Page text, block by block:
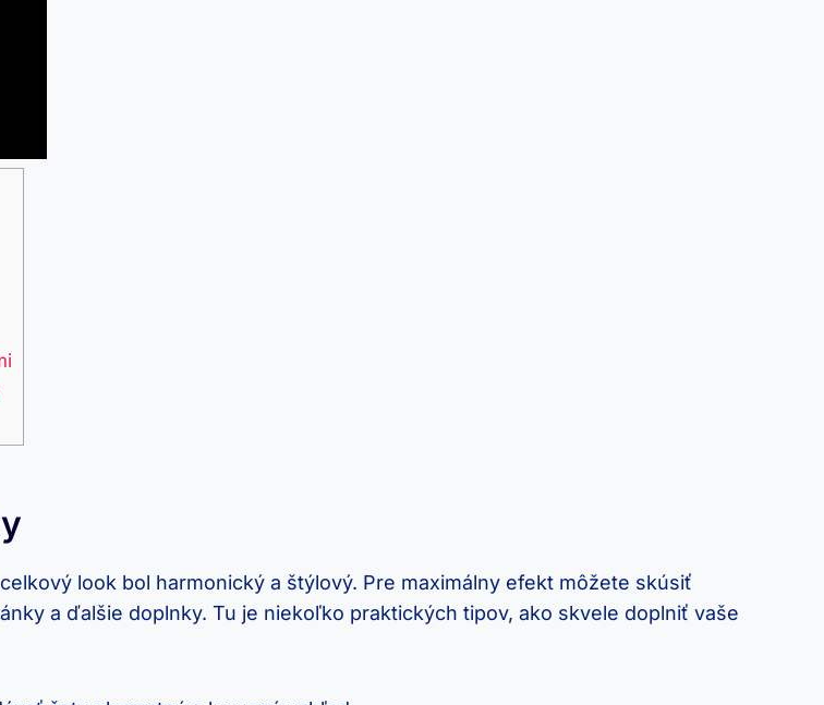
look bol⁣ harmonický ​a štýlový. Pre ⁤maximálny efekt ⁣môžete skúsiť
a ďalšie doplnky. Tu je niekoľko praktických tipov, ⁢ako ​skvele ‍doplniť vaše